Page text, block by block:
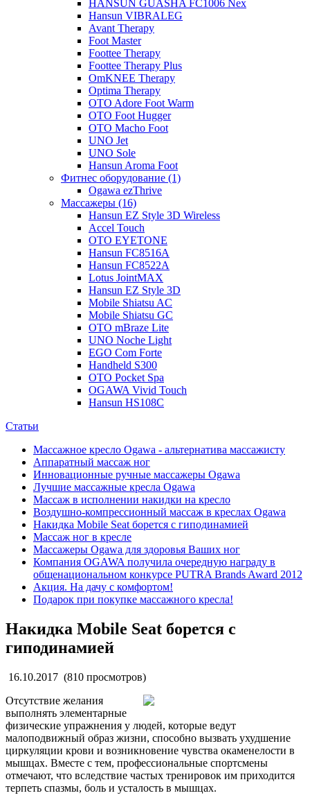
HANSUN GUASHA FC1006 Nex
Hansun VIBRALEG
Avant Therapy
Foot Master
Foottee Therapy
Foottee Therapy Plus
OmKNEE Therapy
Optima Therapy
OTO Adore Foot Warm
OTO Foot Hugger
OTO Macho Foot
UNO Jet
UNO Sole
Hansun Aroma Foot
Фитнес оборудование (1)
Ogawa ezThrive
Массажеры (16)
Hansun EZ Style 3D Wireless
Accel Touch
OTO EYETONE
Hansun FC8516A
Hansun FC8522A
Lotus JointMAX
Hansun EZ Style 3D
Mobile Shiatsu AC
Mobile Shiatsu GC
OTO mBraze Lite
UNO Noche Light
EGO Com Forte
Handheld S300
OTO Pocket Spa
OGAWA Vivid Touch
Hansun HS108C
Статьи
Массажное кресло Ogawa - альтернатива массажисту
Аппаратный массаж ног
Инновационные ручные массажеры Ogawa
Лучшие массажные кресла Ogawa
Массаж в исполнении накидки на кресло
Воздушно-компрессионный массаж в креслах Ogawa
Накидка Mobile Seat борется с гиподинамией
Массаж ног в кресле
Массажеры Ogawa для здоровья Ваших ног
Компания OGAWA получила очередную награду в
общенациональном конкурсе PUTRA Brands Award 2012
Акция. На дачу с комфортом!
Подарок при покупке массажного кресла!
Накидка Mobile Seat борется с
гиподинамией
16.10.2017 (810 просмотров)
Отсутствие желания
выполнять элементарные
физические упражнения у людей, которые ведут
малоподвижный образ жизни, способно вызвать ухудшение
циркуляции крови и возникновение чувства окаменелости в
мышцах. Вместе с тем, профессиональные спортсмены
отмечают, что вследствие частых тренировок им приходится
терпеть спазмы, боль и усталость в мышцах.